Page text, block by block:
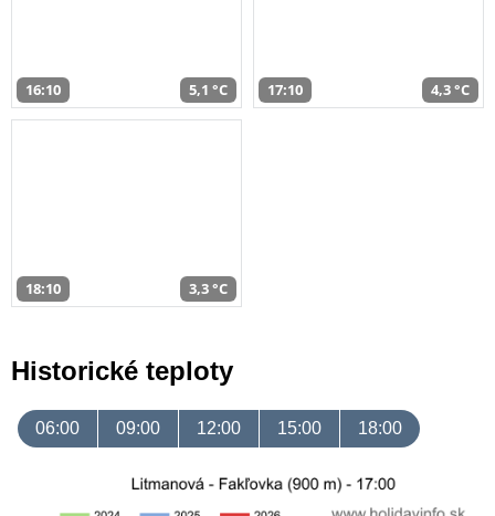
16:10 5,1 °C 17:10 4,3 °C
18:10 3,3 °C
Historické teploty
06:00 09:00 12:00 15:00 18:00